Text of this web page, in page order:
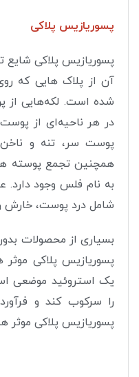
پسوریازیس پلاکی
پسوریازیس پلاکی
آن از پلاک هایی که
شده است. لکه‌هایی از
در هر ناحیه‌ای از پوست
پوست سر، تنه و
همچنین تجمع پوسته
به نام فلس وجود دارد.
شامل درد پوست، خارش
بسیاری از محصولات
یک استروئید موضعی
را سرکوب کند و
پسوریازیس پلاکی موثر